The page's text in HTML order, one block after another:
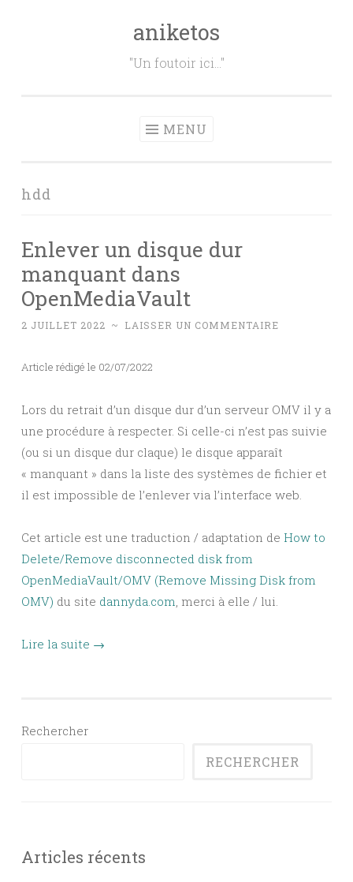
aniketos
"Un foutoir ici…"
MENU
hdd
Enlever un disque dur
manquant dans
OpenMediaVault
2 JUILLET 2022 ~ LAISSER UN COMMENTAIRE
Article rédigé le 02/07/2022
Lors du retrait d’un disque dur d’un serveur OMV il y a
une procédure à respecter. Si celle-ci n’est pas suivie
(ou si un disque dur claque) le disque apparaît
« manquant » dans la liste des systèmes de fichier et
il est impossible de l’enlever via l’interface web.
Cet article est une traduction / adaptation de How to
Delete/Remove disconnected disk from
OpenMediaVault/OMV (Remove Missing Disk from
OMV) du site dannyda.com, merci à elle / lui.
Lire la suite →
Rechercher
RECHERCHER
Articles récents